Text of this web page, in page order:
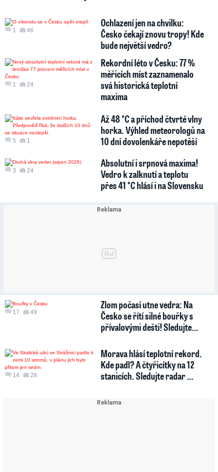
1 46
Ochlazení jen na chvilku:
Česko čekají znovu tropy! Kde
bude největší vedro?
1 24
Rekordní léto v Česku: 77 %
měřicích míst zaznamenalo
svá historická teplotní
maxima
5 1
Až 48 °C a příchod čtvrté vlny
horka. Výhled meteorologů na
10 dní dovolenkáře nepotěší
3 24
Absolutní i srpnová maxima!
Vedro k zalknutí a teplotu
přes 41 °C hlásí i na Slovensku
17 49
Zlom počasí utne vedra: Na
Česko se řítí silné bouřky s
přívalovými dešti! Sledujte…
14 28
Morava hlásí teplotní rekord.
Kde padl? A čtyřicítky na 12
stanicích. Sledujte radar …